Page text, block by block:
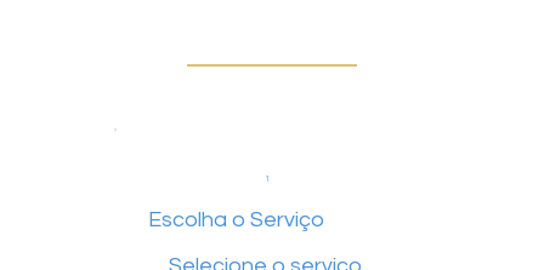
1
Escolha o Serviço